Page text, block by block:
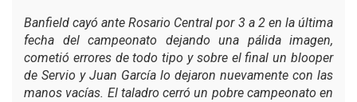
Banfield cayó ante Rosario Central por 3 a 2 en la última
fecha del campeonato dejando una pálida imagen,
cometió errores de todo tipo y sobre el final un blooper
de Servio y Juan García lo dejaron nuevamente con las
manos vacías. El taladro cerró un pobre campeonato en